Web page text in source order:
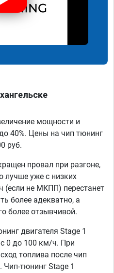
мощности и
40%. Цены на чип тюнинг
руб.
провал при разгоне,
лучше уже с низких
(если не МКПП) перестанет
более адекватно, а
более отзывчивой.
двигателя Stage 1
0 до 100 км/ч. При
топлива после чип
Чип-тюнинг Stage 1